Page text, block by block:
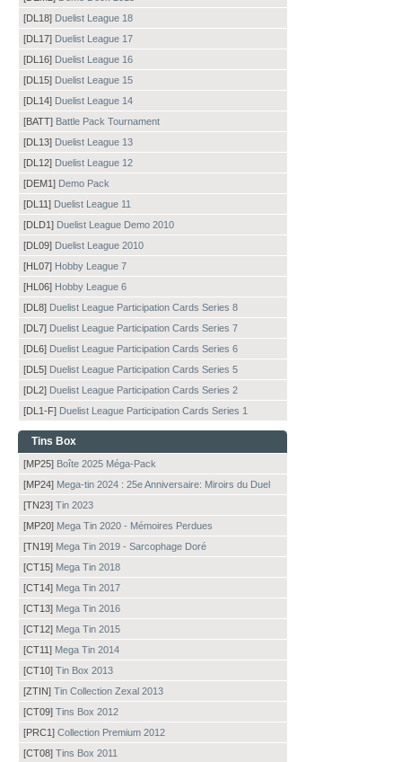
[DL18] Duelist League 18
[DL17] Duelist League 17
[DL16] Duelist League 16
[DL15] Duelist League 15
[DL14] Duelist League 14
[BATT] Battle Pack Tournament
[DL13] Duelist League 13
[DL12] Duelist League 12
[DEM1] Demo Pack
[DL11] Duelist League 11
[DLD1] Duelist League Demo 2010
[DL09] Duelist League 2010
[HL07] Hobby League 7
[HL06] Hobby League 6
[DL8] Duelist League Participation Cards Series 8
[DL7] Duelist League Participation Cards Series 7
[DL6] Duelist League Participation Cards Series 6
[DL5] Duelist League Participation Cards Series 5
[DL2] Duelist League Participation Cards Series 2
[DL1-F] Duelist League Participation Cards Series 1
Tins Box
[MP25] Boîte 2025 Méga-Pack
[MP24] Mega-tin 2024 : 25e Anniversaire: Miroirs du Duel
[TN23] Tin 2023
[MP20] Mega Tin 2020 - Mémoires Perdues
[TN19] Mega Tin 2019 - Sarcophage Doré
[CT15] Mega Tin 2018
[CT14] Mega Tin 2017
[CT13] Mega Tin 2016
[CT12] Mega Tin 2015
[CT11] Mega Tin 2014
[CT10] Tin Box 2013
[ZTIN] Tin Collection Zexal 2013
[CT09] Tins Box 2012
[PRC1] Collection Premium 2012
[CT08] Tins Box 2011